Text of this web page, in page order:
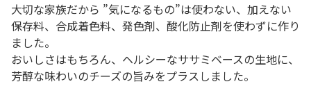
大切な家族だから ”気になるもの”は使わない、加えない
保存料、合成着色料、発色剤、酸化防止剤を使わずに作り
ました。
おいしさはもちろん、ヘルシーなササミベースの生地に、
芳醇な味わいのチーズの旨みをプラスしました。